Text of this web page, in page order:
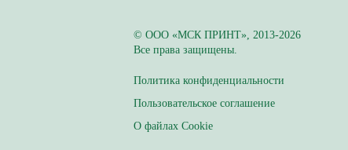
© ООО «МСК ПРИНТ», 2013-2026
Все права защищены.
Политика конфиденциальности
Пользовательское соглашение
О файлах Cookie